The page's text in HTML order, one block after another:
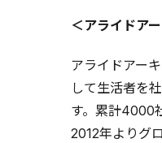
＜アライドア
アライドアー
して生活者を
す。累計4000
2012年よりグ